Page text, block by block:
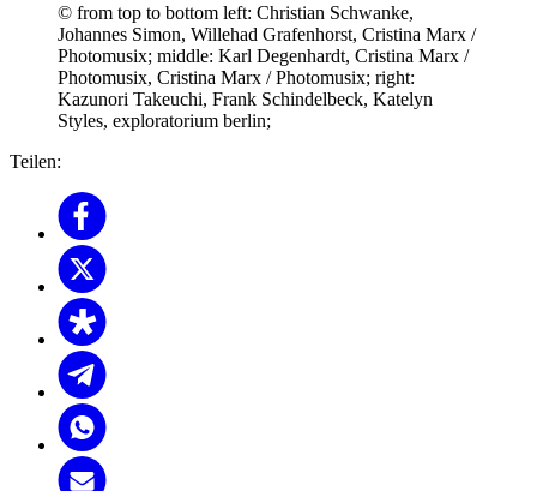
© from top to bottom left: Christian Schwanke,
Johannes Simon, Willehad Grafenhorst, Cristina Marx /
Photomusix; middle: Karl Degenhardt, Cristina Marx /
Photomusix, Cristina Marx / Photomusix; right:
Kazunori Takeuchi, Frank Schindelbeck, Katelyn
Styles, exploratorium berlin;
Teilen: